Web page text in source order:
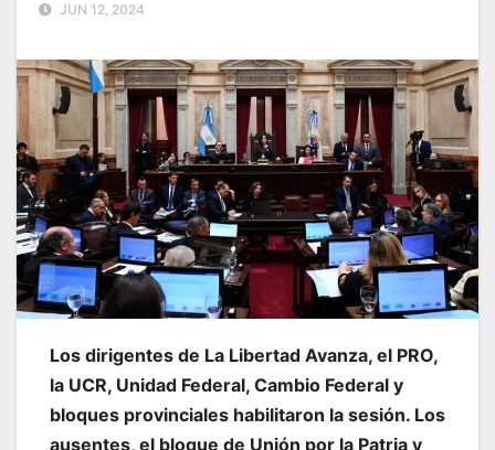
JUN 12, 2024
Los dirigentes de La Libertad Avanza, el PRO,
la UCR, Unidad Federal, Cambio Federal y
bloques provinciales habilitaron la sesión. Los
ausentes, el bloque de Unión por la Patria y